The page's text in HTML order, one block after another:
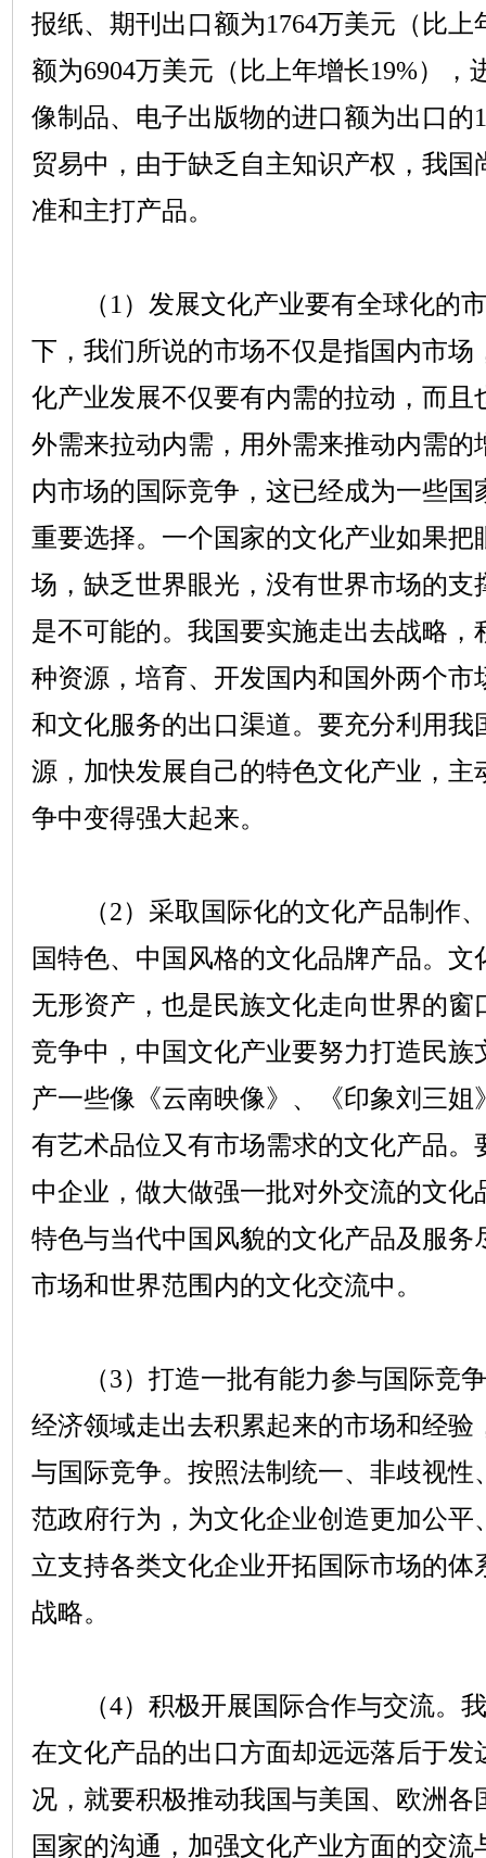
报纸、期刊出口额为1764万美元（比上
额为6904万美元（比上年增长19%），
像制品、电子出版物的进口额为出口的
贸易中，由于缺乏自主知识产权，我国
准和主打产品。
（1 ）发展文化产业要有全球化的
下，我们所说的市场不仅是指国内市场
化产业发展不仅要有内需的拉动，而且
外需来拉动内需，用外需来推动内需的
内市场的国际竞争，这已经成为一些国
重要选择。一个国家的文化产业如果把
场，缺乏世界眼光，没有世界市场的支
是不可能的。我国要实施走出去战略，
种资源，培育、开发国内和国外两个市
和文化服务的出口渠道。要充分利用我
源，加快发展自己的特色文化产业，主
争中变得强大起来。
（2）采取国际化的文化产品制作
国特色、中国风格的文化品牌产品。
无形资产，也是民族文化走向世界的窗
竞争中，中国文化产业要努力打造民族
产一些像《云南映像》、《印象刘三姐
有艺术品位又有市场需求的文化产品。
中企业，做大做强一批对外交流的文化
特色与当代中国风貌的文化产品及服务
市场和世界范围内的文化交流中。
（3）打造一批有能力参与国际竞
经济领域走出去积累起来的市场和经验
与国际竞争。按照法制统一、非歧视性
范政府行为，为文化企业创造更加公平
立支持各类文化企业开拓国际市场的体
战略。
（4）积极开展国际合作与交流。
在文化产品的出口方面却远远落后于发
况，就要积极推动我国与美国、欧洲各
国家的沟通，加强文化产业方面的交